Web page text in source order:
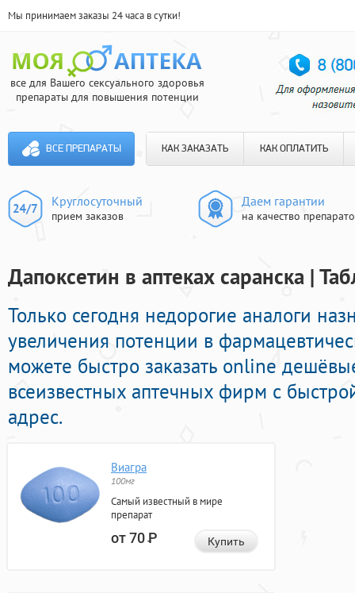
Мы принимаем заказы 24 часа в сутки!
все для Вашего сексуального здоровья
препараты для повышения потенции
ВСЕ ПРЕПАРАТЫ КАК ЗАКАЗАТЬ КАК ОПЛАТИТЬ
Круглосуточный
прием заказов
Даем гарантии
на качество
Дапоксетин в аптеках саранска |
Только сегодня недорогие аналоги
увеличения потенции в
можете быстро заказать online
всеизвестных аптечных фирм с
адрес.
Виагра
100мг
Самый известный в мире
препарат
от 70Р Купить